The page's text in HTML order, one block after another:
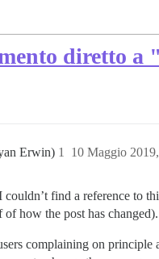
diretto a
Erwin) 10 Maggio
1
couldn’t find a reference to
of how the post has changed).
complaining on